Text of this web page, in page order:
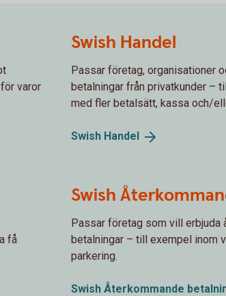
varor
Swish Handel
Passar företag, organisationer
betalningar från privatkunder –
med fler betalsätt, kassa och/
Swish Handel
få
Swish
Passar företag som vill erbjuda
betalningar – till exempel inom
parkering.
Swish Återkommande